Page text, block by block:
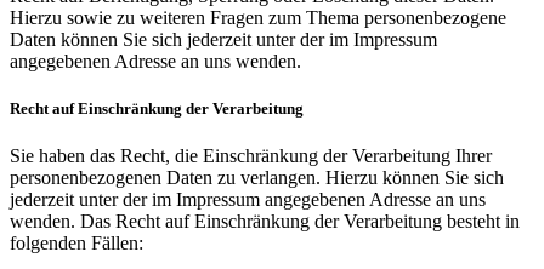
Hierzu sowie zu weiteren Fragen zum Thema personenbezogene
Daten können Sie sich jederzeit unter der im Impressum
angegebenen Adresse an uns wenden.
Recht auf Einschränkung der Verarbeitung
Sie haben das Recht, die Einschränkung der Verarbeitung Ihrer
personenbezogenen Daten zu verlangen. Hierzu können Sie sich
jederzeit unter der im Impressum angegebenen Adresse an uns
wenden. Das Recht auf Einschränkung der Verarbeitung besteht in
folgenden Fällen: